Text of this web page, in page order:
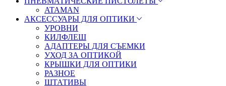
ATAMAN
АКСЕССУАРЫ ДЛЯ ОПТИКИ
УРОВНИ
КИЛФЛЕШ
АДАПТЕРЫ ДЛЯ СЪЕМКИ
УХОД ЗА ОПТИКОЙ
КРЫШКИ ДЛЯ ОПТИКИ
РАЗНОЕ
ШТАТИВЫ